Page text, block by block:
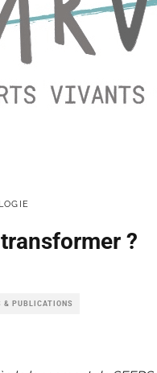
?
& PUBLICATIONS